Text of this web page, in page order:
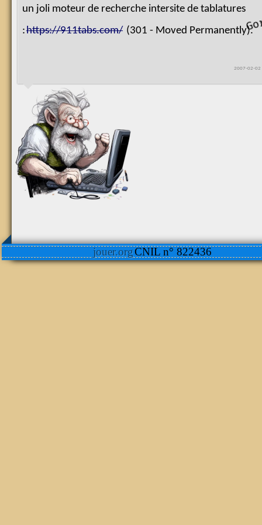
un joli moteur de recherche intersite de tablatures
:https://911tabs.com/ (301 - Moved Permanently).
g
o
r
g
2007-02-02
jouer.orgCNIL n° 822436